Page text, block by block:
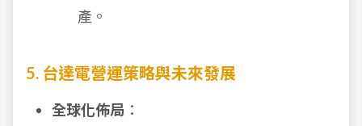
產。
5. 台達電營運策略與未來發展
全球化佈局 ：